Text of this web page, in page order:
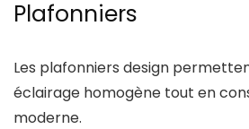
Plafonniers
Les plafonniers design
éclairage homogène tout en
moderne.